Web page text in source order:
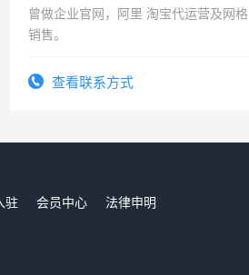
曾做企业官网，阿里 淘宝代运营及网格
销售。
查看联系方式
驻 会员中心
法律申明